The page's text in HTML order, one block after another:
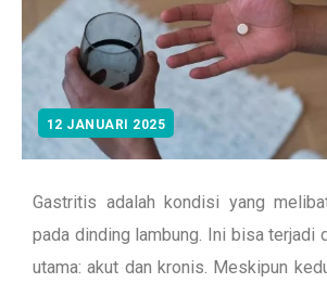
12 JANUARI 2025
Gastritis adalah kondisi yang
pada dinding lambung. Ini bisa terjadi
utama: akut dan kronis. Meskipun